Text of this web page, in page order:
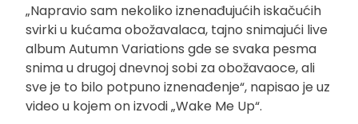
„Napravio sam nekoliko iznenađujućih iskačućih
svirki u kućama obožavalaca, tajno snimajući live
album Autumn Variations gde se svaka pesma
snima u drugoj dnevnoj sobi za obožavaoce, ali
sve je to bilo potpuno iznenađenje“, napisao je uz
video u kojem on izvodi „Wake Me Up“.